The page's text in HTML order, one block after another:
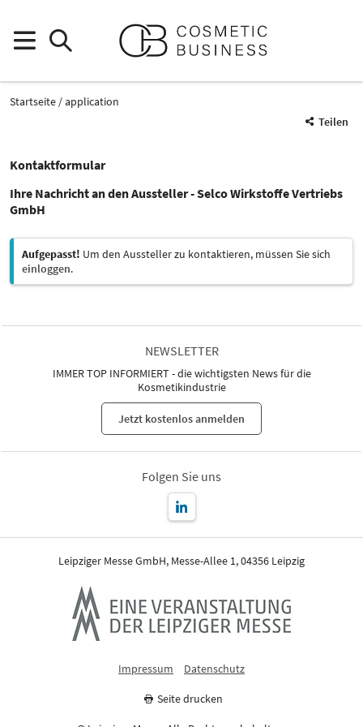
Startseite
application
Teilen
Kontaktformular
Ihre Nachricht an den Aussteller - Selco Wirkstoffe Vertriebs
GmbH
Aufgepasst! Um den Aussteller zu kontaktieren, müssen Sie sich
einloggen.
NEWSLETTER
IMMER TOP INFORMIERT - die wichtigsten News für die
Kosmetikindustrie
Jetzt kostenlos anmelden
Folgen Sie uns
Leipziger Messe GmbH, Messe-Allee 1, 04356 Leipzig
Impressum Datenschutz
Seite drucken